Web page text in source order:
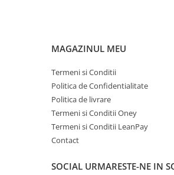
MAGAZINUL MEU
Termeni si Conditii
Politica de Confidentialitate
Politica de livrare
Termeni si Conditii Oney
Termeni si Conditii LeanPay
Contact
SOCIAL URMARESTE-NE IN